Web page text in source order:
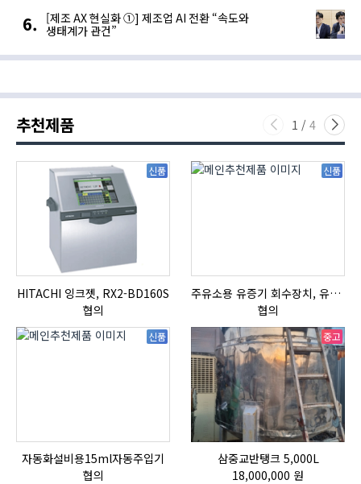
[제조 AX 현실화 ①] 제조업 AI 전환 “속도와
생태계가 관건”
추천제품 1 / 4
신품
HITACHI 잉크젯, RX2-BD160S
협의
신품
주유소용 유증기 회수장치, 유증기 회수장치, 방폭형, 방폭형 유증기 회수장치
협의
신품
자동화설비용15ml자동주입기
협의
중고
삼중교반탱크 5,000L
18,000,000 원